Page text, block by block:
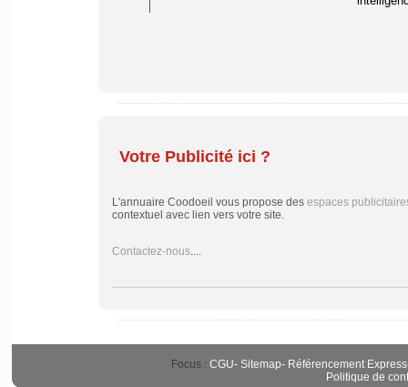
Votre Publicité ici ?
L'annuaire Coodoeil vous propose des espaces
contextuel avec lien vers votre site.
Contactez-nous....
Focus : CGU- Sitemap- Référencement Express
Politique de